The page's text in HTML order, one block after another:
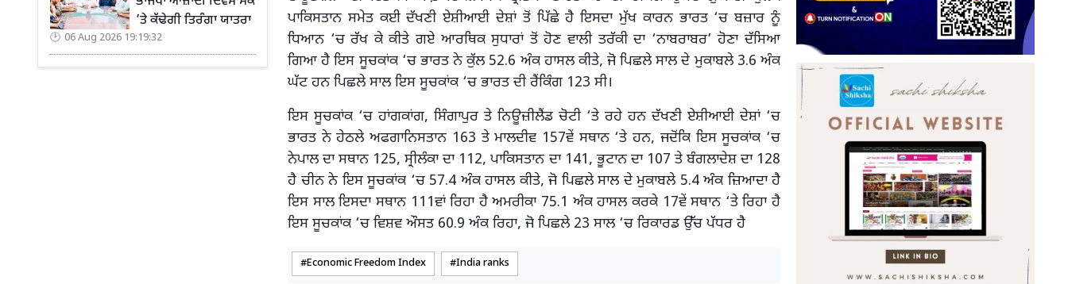
’ਤੇ ਕੱਢੇਗੀ ਤਿਰੰਗਾ ਯਾਤਰਾ
06 Aug 2026 19:19:32
ਪਾਕਿਸਤਾਨ ਸਮੇਤ ਕਈ ਦੱਖਣੀ ਏਸ਼ੀਆਈ ਦੇਸ਼ਾਂ ਤੋਂ ਪਿੱਛੇ ਹੈ ਇਸਦਾ ਮੁੱਖ ਕਾਰਨ ਭਾਰਤ ‘ਚ ਬਜ਼ਾਰ ਨੂੰ
ਧਿਆਨ ‘ਚ ਰੱਖ ਕੇ ਕੀਤੇ ਗਏ ਆਰਥਿਕ ਸੁਧਾਰਾਂ ਤੋਂ ਹੋਣ ਵਾਲੀ ਤਰੱਕੀ ਦਾ ‘ਨਾਬਰਾਬਰ’ ਹੋਣਾ ਦੱਸਿਆ
ਗਿਆ ਹੈ ਇਸ ਸੂਚਕਾਂਕ ‘ਚ ਭਾਰਤ ਨੇ ਕੁੱਲ 52.6 ਅੰਕ ਹਾਸਲ ਕੀਤੇ, ਜੋ ਪਿਛਲੇ ਸਾਲ ਦੇ ਮੁਕਾਬਲੇ 3.6 ਅੰਕ
ਘੱਟ ਹਨ ਪਿਛਲੇ ਸਾਲ ਇਸ ਸੂਚਕਾਂਕ ‘ਚ ਭਾਰਤ ਦੀ ਰੈਂਕਿੰਗ 123 ਸੀ।
ਇਸ ਸੂਚਕਾਂਕ ‘ਚ ਹਾਂਗਕਾਂਗ, ਸਿੰਗਾਪੁਰ ਤੇ ਨਿਊਜ਼ੀਲੈਂਡ ਚੋਟੀ ‘ਤੇ ਰਹੇ ਹਨ ਦੱਖਣੀ ਏਸ਼ੀਆਈ ਦੇਸ਼ਾਂ ‘ਚ
ਭਾਰਤ ਨੇ ਹੇਠਲੇ ਅਫਗਾਨਿਸਤਾਨ 163 ਤੇ ਮਾਲਦੀਵ 157ਵੇਂ ਸਥਾਨ ‘ਤੇ ਹਨ, ਜਦੋਂਕਿ ਇਸ ਸੂਚਕਾਂਕ ‘ਚ
ਨੇਪਾਲ ਦਾ ਸਥਾਨ 125, ਸ੍ਰੀਲੰਕਾ ਦਾ 112, ਪਾਕਿਸਤਾਨ ਦਾ 141, ਭੂਟਾਨ ਦਾ 107 ਤੇ ਬੰਗਲਾਦੇਸ਼ ਦਾ 128
ਹੈ ਚੀਨ ਨੇ ਇਸ ਸੂਚਕਾਂਕ ‘ਚ 57.4 ਅੰਕ ਹਾਸਲ ਕੀਤੇ, ਜੋ ਪਿਛਲੇ ਸਾਲ ਦੇ ਮੁਕਾਬਲੇ 5.4 ਅੰਕ ਜ਼ਿਆਦਾ ਹੈ
ਇਸ ਸਾਲ ਇਸਦਾ ਸਥਾਨ 111ਵਾਂ ਰਿਹਾ ਹੈ ਅਮਰੀਕਾ 75.1 ਅੰਕ ਹਾਸਲ ਕਰਕੇ 17ਵੇਂ ਸਥਾਨ ‘ਤੇ ਰਿਹਾ ਹੈ
ਇਸ ਸੂਚਕਾਂਕ ‘ਚ ਵਿਸ਼ਵ ਔਸਤ 60.9 ਅੰਕ ਰਿਹਾ, ਜੋ ਪਿਛਲੇ 23 ਸਾਲ ‘ਚ ਰਿਕਾਰਡ ਉੱਚ ਪੱਧਰ ਹੈ
Economic Freedom Index India ranks